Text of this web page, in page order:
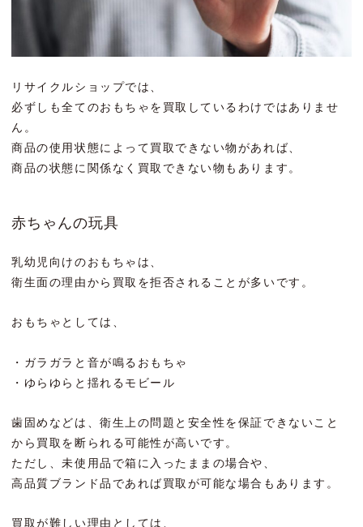
リサイクルショップでは、
必ずしも全てのおもちゃを買取しているわけではありませ
ん。
商品の使用状態によって買取できない物があれば、
商品の状態に関係なく買取できない物もあります。
赤ちゃんの玩具
乳幼児向けのおもちゃは、
衛生面の理由から買取を拒否されることが多いです。
おもちゃとしては、
・ガラガラと音が鳴るおもちゃ
・ゆらゆらと揺れるモビール
歯固めなどは、衛生上の問題と安全性を保証できないこと
から買取を断られる可能性が高いです。
ただし、未使用品で箱に入ったままの場合や、
高品質ブランド品であれば買取が可能な場合もあります。
買取が難しい理由としては、